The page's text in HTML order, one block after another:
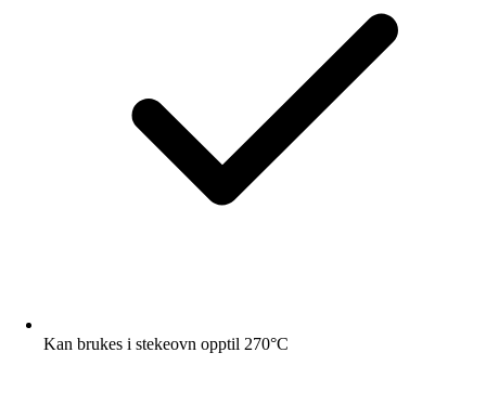
Kan brukes i stekeovn opptil 270°C